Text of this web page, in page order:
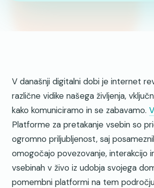
V današnji digitalni dobi je internet
različne vidike našega življenja,
kako komuniciramo in se zabavamo.
Platforme za pretakanje vsebin so
ogromno priljubljenost, saj
omogočajo povezovanje, interakcijo
vsebinah v živo iz udobja svojega
pomembni platformi na tem